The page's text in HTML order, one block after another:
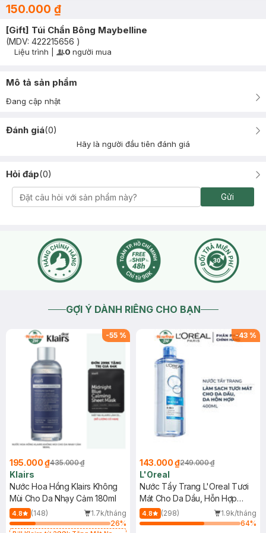
150.000 ₫
[Gift] Túi Chần Bông Maybelline
(MDV: 422215656 )
Timer Gray Icon
Liệu trình User Product Icon
0 người mua
Mô tả sản phẩm
Đang cập nhật
Đánh giá(0)
Hãy là người đầu tiên đánh giá
Hỏi đáp(0)
Gửi
GỢI Ý DÀNH RIÊNG CHO BẠN
-55 %
195.000 ₫435.000 ₫
Klairs
Nước Hoa Hồng Klairs Không
Mùi Cho Da Nhạy Cảm 180ml
4.8 (148)
1.7k/tháng
26%
-43 %
143.000 ₫249.000 ₫
L'Oreal
Nước Tẩy Trang L'Oreal Tươi
Mát Cho Da Dầu, Hỗn Hợp
400ml
4.8 (298)
1.9k/tháng
64%